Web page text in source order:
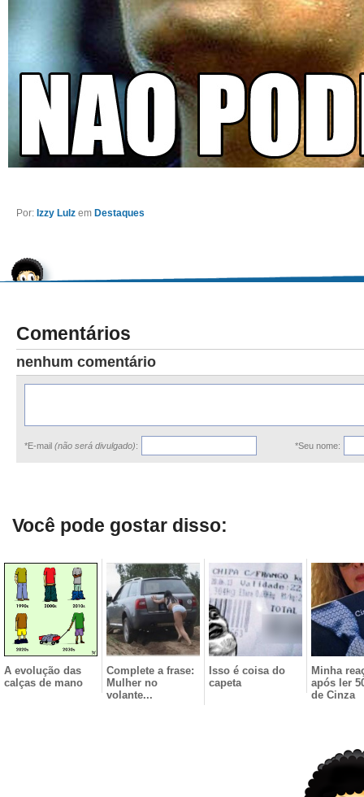
Por: Izzy Lulz em Destaques
Comentários
nenhum comentário
*E-mail (não será divulgado): *Seu nome:
Você pode gostar disso:
A evolução das
calças de mano
Complete a frase:
Mulher no
volante...
Isso é coisa do
capeta
Minha
após ler
de Cinza